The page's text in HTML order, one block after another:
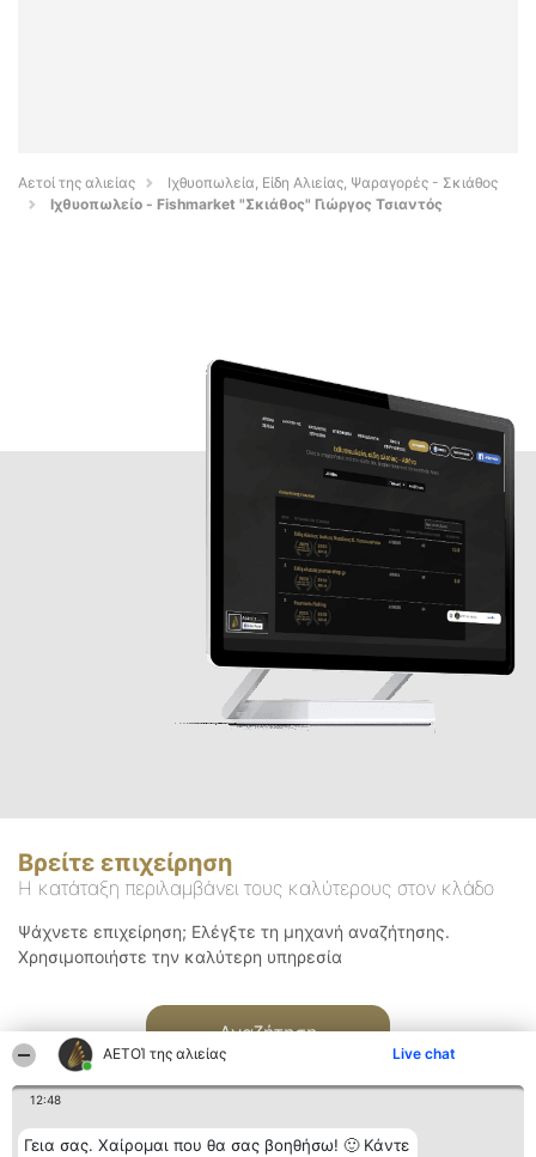
ΑΕΤΟΊ της αλιείας Live chat
12:48
Γεια σας. Χαίρομαι που θα σας βοηθήσω! 🙂 Κάντε
Αετοί της αλιείας
Ιχθυοπωλεία, Είδη Αλιείας, Ψαραγορές - Σκιάθος
Ιχθυοπωλείο - Fishmarket "Σκιάθος" Γιώργος Τσιαντός
Βρείτε επιχείρηση
Η κατάταξη περιλαμβάνει τους καλύτερους στον κλάδο
Ψάχνετε επιχείρηση; Ελέγξτε τη μηχανή αναζήτησης.
Χρησιμοποιήστε την καλύτερη υπηρεσία
Αναζήτηση